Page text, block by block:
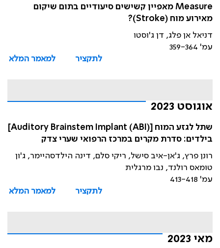
Measure מאפיין קשישים סיעודיים בתום שיקום
מאירוע מוח (Stroke)?
דניאל אן פלג, דן ג'וסטו
עמ' 359-364
לתקציר
למאמר המלא
אוגוסט 2023
שתל לגזע המוח [Auditory Brainstem Implant (ABI)]
בילדים: סדרת מקרים במרכז הרפואי שערי צדק
רונן פרץ, ג'אן-איב סישל, ריקי סלם, דינה הילדסהיימר, ג'ון
טומאס רולנד, נבו מרגלית
עמ' 413-418
לתקציר
למאמר המלא
מאי 2023